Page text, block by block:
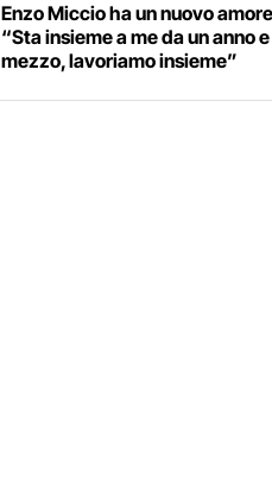
Enzo Miccio ha un nuovo
“Sta insieme a me da un anno e
mezzo, lavoriamo insieme”